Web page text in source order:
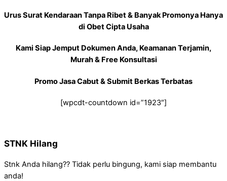
Urus Surat Kendaraan Tanpa Ribet & Banyak Promonya Hanya
di Obet Cipta Usaha
Kami Siap Jemput Dokumen Anda, Keamanan Terjamin,
Murah & Free Konsultasi
Promo Jasa Cabut & Submit Berkas Terbatas
[wpcdt-countdown id=”1923″]
STNK Hilang
Stnk Anda hilang?? Tidak perlu bingung, kami siap membantu
anda!